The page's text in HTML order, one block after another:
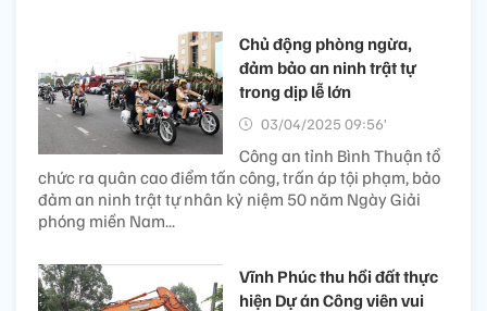
Chủ động phòng ngừa,
đảm bảo an ninh trật tự
trong dịp lễ lớn
03/04/2025 09:56’
Công an tỉnh Bình Thuận tổ
chức ra quân cao điểm tấn công, trấn áp tội phạm, bảo
đảm an ninh trật tự nhân kỷ niệm 50 năm Ngày Giải
phóng miền Nam...
Vĩnh Phúc thu hồi đất thực
hiện Dự án Công viên vui